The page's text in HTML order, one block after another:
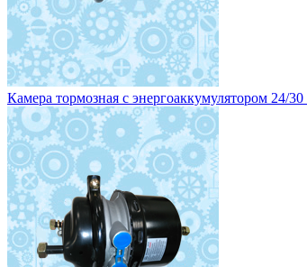
Камера тормозная с энергоаккумулятором 24/